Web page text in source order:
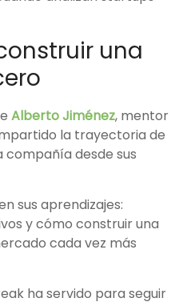
una
Alberto Jiménez, mentor
la trayectoria de
compañía desde sus
sus aprendizajes:
y cómo construir una
cada vez más
ha servido para seguir